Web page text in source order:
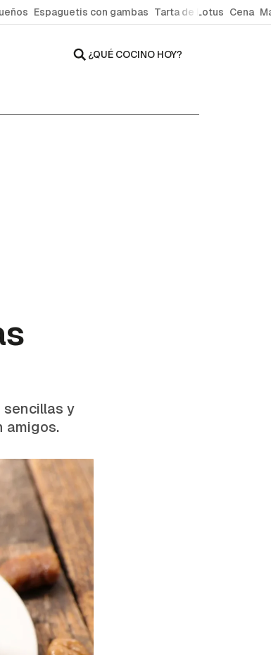
Espaguetis con gambas Tarta de Lotus Cena
¿QUÉ COCINO HOY?
sencillas y
amigos.